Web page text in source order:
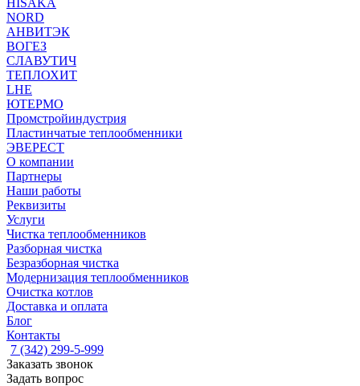
HISAKA
NORD
АНВИТЭК
ВОГЕЗ
СЛАВУТИЧ
ТЕПЛОХИТ
LHE
ЮТЕРМО
Промстройиндустрия
Пластинчатые теплообменники
ЭВЕРЕСТ
О компании
Партнеры
Наши работы
Реквизиты
Услуги
Чистка теплообменников
Разборная чистка
Безразборная чистка
Модернизация теплообменников
Очистка котлов
Доставка и оплата
Блог
Контакты
7 (342) 299-5-999
Заказать звонок
Задать вопрос